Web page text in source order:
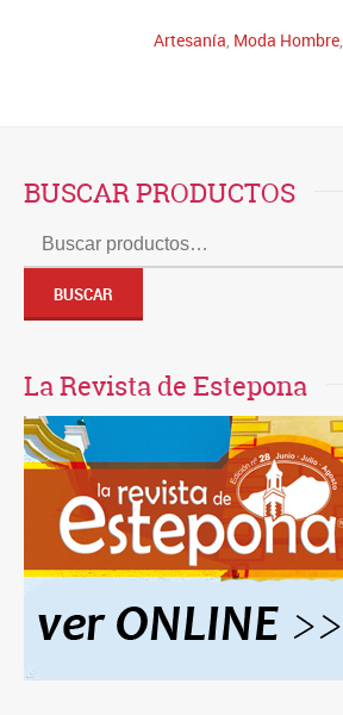
Artesanía, Moda Hombre,
BUSCAR PRODUCTOS
Buscar
por:
BUSCAR
La Revista de Estepona